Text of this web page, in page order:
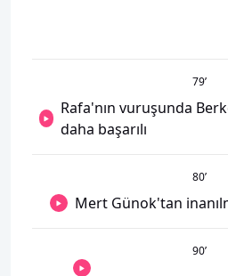
79’
Rafa'nın vuruşunda
daha başarılı
80’
Mert Günok'tan
90’